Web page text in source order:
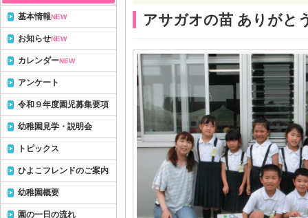
アサガオの苗 ありがと
基本情報NEW
お知らせNEW
カレンダーNEW
アンケート
令和９年度園児募集要項
幼稚園見学・説明会
トピックス
ひよこフレンドのご案内
幼稚園概要
園の一日の流れ